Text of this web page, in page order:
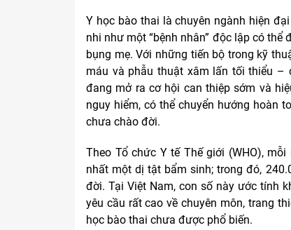
Y học bào thai là chuyên ngành hiện
nhi như một “bệnh nhân” độc lập có
bụng mẹ. Với những tiến bộ trong kỹ
máu và phẫu thuật xâm lấn tối thiểu –
đang mở ra cơ hội can thiệp sớm và
nguy hiểm, có thể chuyển hướng hoàn
chưa chào đời.
Theo Tổ chức Y tế Thế giới (WHO),
nhất một dị tật bẩm sinh; trong đó,
đời. Tại Việt Nam, con số này ước tính
yêu cầu rất cao về chuyên môn, trang
học bào thai chưa được phổ biến.